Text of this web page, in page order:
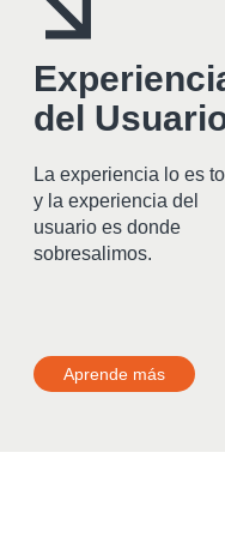
del
La experiencia lo es
y la experiencia del
usuario es donde
sobresalimos.
Aprende más